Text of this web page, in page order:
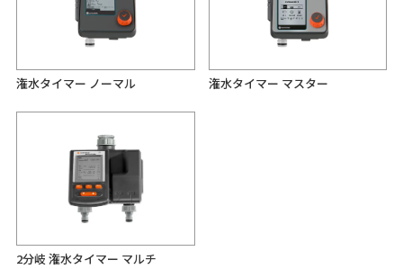
潅水タイマー ノーマル 潅水タイマー マスター
2分岐 潅水タイマー マルチ